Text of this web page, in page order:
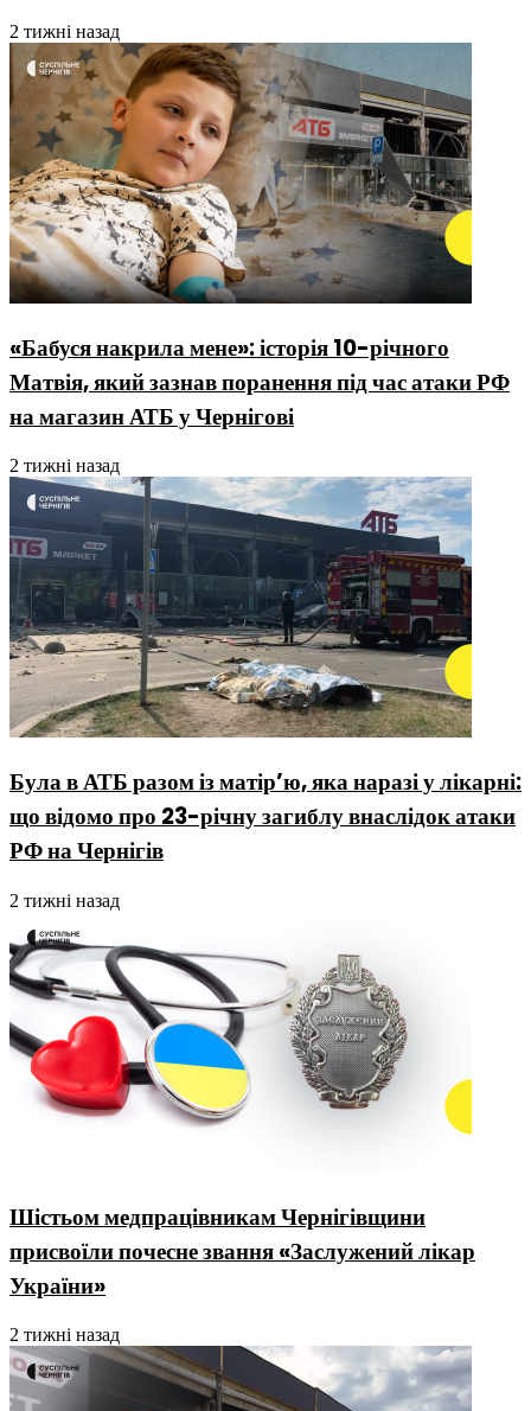
2 тижні назад
«Бабуся накрила мене»: історія 10-річного
Матвія, який зазнав поранення під час атаки РФ
на магазин АТБ у Чернігові
2 тижні назад
Була в АТБ разом із матір’ю, яка наразі у лікарні:
що відомо про 23-річну загиблу внаслідок атаки
РФ на Чернігів
2 тижні назад
Шістьом медпрацівникам Чернігівщини
присвоїли почесне звання «Заслужений лікар
України»
2 тижні назад